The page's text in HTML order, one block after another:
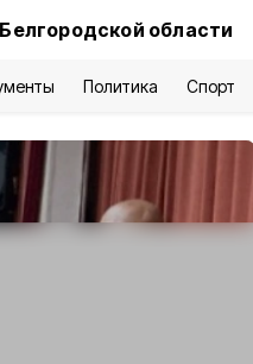
области
Политика Спорт